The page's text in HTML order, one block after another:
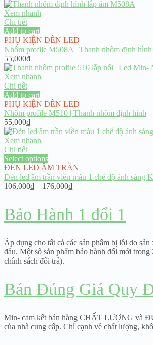
Xem nhanh
Chi tiết
Add to cart
PHỤ KIỆN ĐÈN LED
Nhôm profile M508A | Thanh nhôm định hình
55,000₫
Xem nhanh
Chi tiết
Add to cart
PHỤ KIỆN ĐÈN LED
Nhôm profile M510 | Thanh nhôm định hình
55,000₫
Xem nhanh
Chi tiết
Select options
ĐÈN LED ÂM TRẦN
Đèn led âm trần viền màu 1 chế độ ánh sáng
106,000₫ – 176,000₫Price
through
176,000₫
Bảo Hành 1 đổi 1
Áp dụng cho tất cả các sản phẩm bị lỗi do
đầu. Một số sản phẩm bảo hành đổi mới trong
chính sách đổi trả).
Bán Đúng Giá Quy
Min- cam kết bán hàng CHẤT LƯỢNG và
của nhà cung cấp. Chỉ cạnh về chất lượng,